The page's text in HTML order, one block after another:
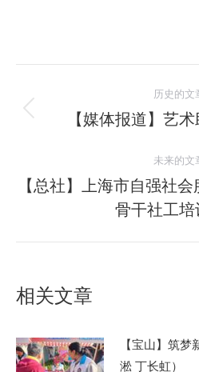
章
航
历史的文
历
的
文
章
【媒体报道】艺
未来的文
未
来
的
【总社】上海市自强社
骨干社工培
相关文章
【宝山】筑
淞 丁长虹）